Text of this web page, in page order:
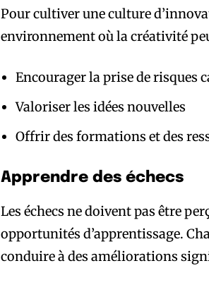
Pour cultiver une culture
environnement où la créativité
Encourager la prise de risques
Valoriser les idées nouvelles
Offrir des formations et des
Apprendre des échecs
Les échecs ne doivent pas être
opportunités d’apprentissage.
conduire à des améliorations